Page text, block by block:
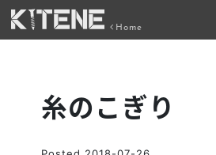
Home
糸のこぎり